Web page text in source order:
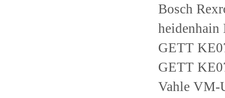
Bosch
heidenhain
GETT
GETT
Vahle VM-